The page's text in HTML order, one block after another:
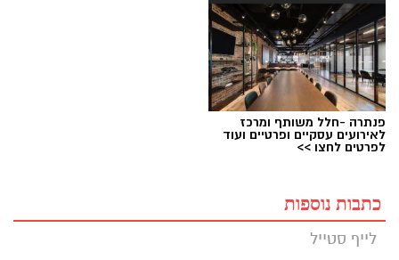
פנתרה -חלל משותף ומרכז
לאירועים עסקיים ופרטיים ועוד
לפרטים לחצו >>
כתבות נוספות
לייף סטייל